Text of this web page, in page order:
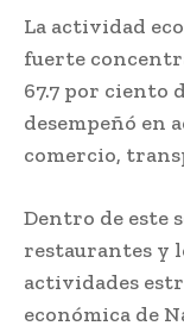
La actividad
fuerte
67.7 por ciento
desempeñó en
comercio,
Dentro de este
restaurantes y
actividades
económica de